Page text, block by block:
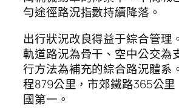
勻途徑路況指數持續降落。
出行狀況改良得益于綜合管理
軌道路況為骨干、空中公交為
行方法為補充的綜合路況體系
程879公里，市郊鐵路365公
國第一。